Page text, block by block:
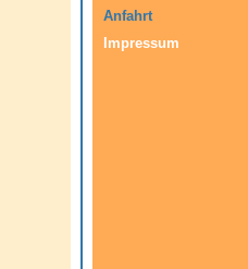
Anfahrt
Impressum